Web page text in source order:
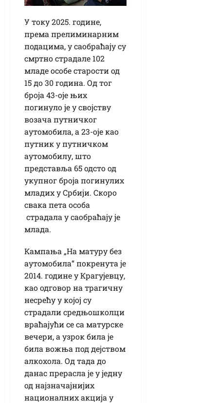
У току 2025. године,
према прелиминарним
подацима, у саобраћају су
смртно страдале 102
младе особе старости од
15 до 30 година. Од тог
броја 43-оје њих
погинуло је у својству
возача путничког
аутомобила, а 23-оје као
путник у путничком
аутомобилу, што
представља 65 одсто од
укупног броја погинулих
младих у Србији. Скоро
свака пета особа
страдала у саобраћају је
млада.
Кампања „На матуру без
аутомобила“ покренута је
2014. године у Крагујевцу,
као одговор на трагичну
несрећу у којој су
страдали средњошколци
враћајући се са матурске
вечери, а узрок била је
била вожња под дејством
алкохола. Од тада до
данас прерасла је у једну
од најзначајнијих
националних акција у